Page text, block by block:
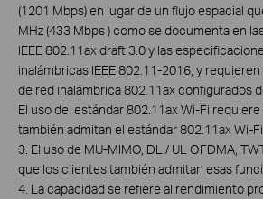
(1201 Mbps) en lugar de un flujo espacial
MHz (433 Mbps ) como se documenta en
IEEE 802.11ax draft 3.0 y las
inalámbricas IEEE 802.11-2016, y
de red inalámbrica 802.11ax configurados
El uso del estándar 802.11ax Wi-Fi
también admitan el estándar 802.11ax Wi-Fi.
3. El uso de MU-MIMO, DL / UL OFDMA,
que los clientes también admitan esas
4. La capacidad se refiere al rendimiento